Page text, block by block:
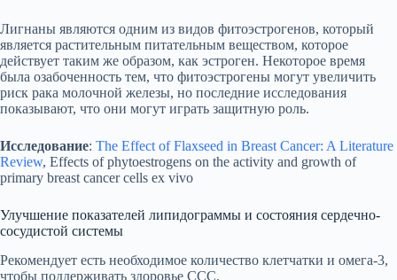
Лигнаны являются одним из видов фитоэстрогенов, который
является растительным питательным веществом, которое
действует таким же образом, как эстроген. Некоторое время
была озабоченность тем, что фитоэстрогены могут увеличить
риск рака молочной железы, но последние исследования
показывают, что они могут играть защитную роль.
Исследование: The Effect of Flaxseed in Breast Cancer: A Literature
Review, Effects of phytoestrogens on the activity and growth of
primary breast cancer cells ex vivo
Улучшение показателей липидограммы и состояния сердечно-
сосудистой системы
Рекомендует есть необходимое количество клетчатки и омега-3,
чтобы поддерживать здоровье ССС.